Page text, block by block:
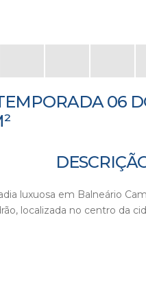
06
luxuosa em Balneário
localizada no centro da